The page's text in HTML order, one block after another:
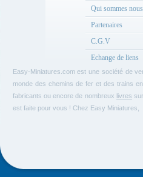
Qui sommes
Partenaires
C.G.V
Echange de liens
Easy-Miniatures.com est une société de
monde des chemins de fer et des trains
fabricants ou encore de nombreux livres
est faite pour vous ! Chez Easy